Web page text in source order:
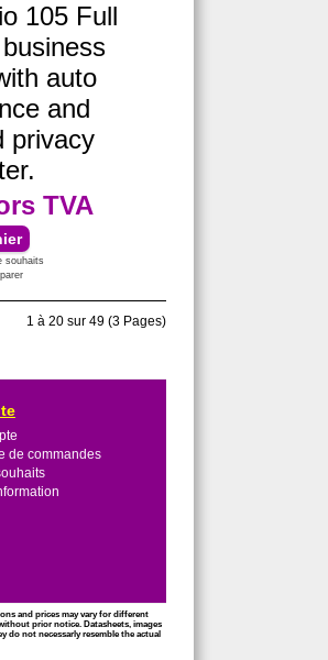
105 Full
auto
and
privacy
TVA
souhaits
1 à 20 sur 49 (3 Pages)
de commandes
and prices may vary for different
prior notice. Datasheets, images
not necessarly resemble the actual